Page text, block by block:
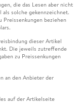
die das Lesen aber nicht
als solche gekennzeichnet.
Preissenkungen beziehen
dieser Artikel
Die jeweils zutreffende
zu Preissenkungen
an den Anbieter der
auf der Artikelseite